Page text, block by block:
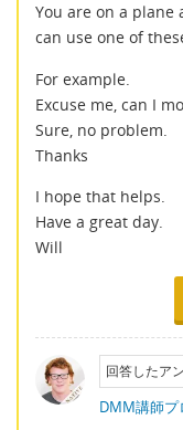
You are on a plane
can use one of
For example.
Excuse me, can I
Sure, no problem.
Thanks
I hope that helps.
Have a great day.
Will
回答したア
DMM講師プ